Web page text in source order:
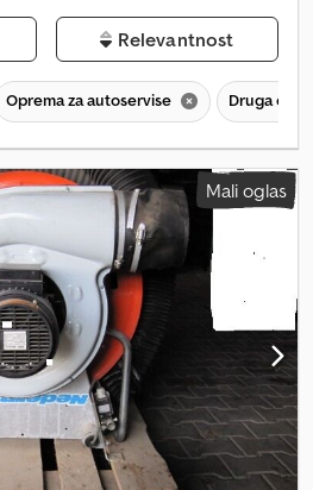
Relevantnost
Oprema za autoservise Druga
Mali oglas